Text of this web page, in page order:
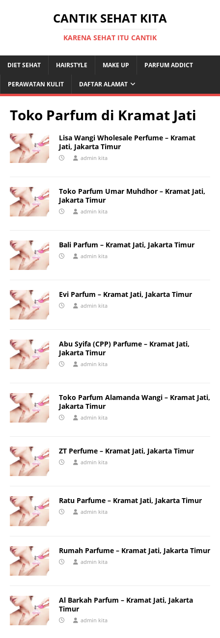
CANTIK SEHAT KITA
KARENA SEHAT ITU CANTIK
DIET SEHAT HAIRSTYLE MAKE UP PARFUM ADDICT
PERAWATAN KULIT DAFTAR ALAMAT
Toko Parfum di Kramat Jati
Lisa Wangi Wholesale Perfume – Kramat
Jati, Jakarta Timur
admin kita
Toko Parfum Umar Muhdhor – Kramat Jati,
Jakarta Timur
admin kita
Bali Parfum – Kramat Jati, Jakarta Timur
admin kita
Evi Parfum – Kramat Jati, Jakarta Timur
admin kita
Abu Syifa (CPP) Parfume – Kramat Jati,
Jakarta Timur
admin kita
Toko Parfum Alamanda Wangi – Kramat Jati,
Jakarta Timur
admin kita
ZT Perfume – Kramat Jati, Jakarta Timur
admin kita
Ratu Parfume – Kramat Jati, Jakarta Timur
admin kita
Rumah Parfume – Kramat Jati, Jakarta Timur
admin kita
Al Barkah Parfum – Kramat Jati, Jakarta
Timur
admin kita